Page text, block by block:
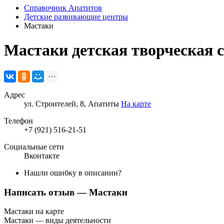
Справочник Апатитов
Детские развивающие центры
Мастаки
Мастаки детская творческая
Адрес
ул. Строителей, 8, Апатиты На карте
Телефон
+7 (921) 516-21-51
Социальные сети
Вконтакте
Нашли ошибку в описании?
Написать отзыв— Мастаки
Мастаки на карте
Мастаки — виды деятельности